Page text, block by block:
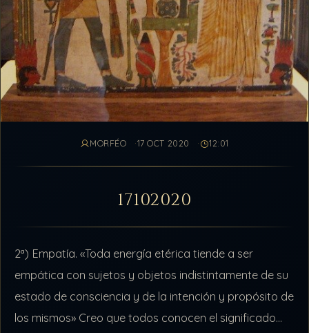
MORFÉO 17 OCT 2020 12:01
17102020
2ª) Empatía. «Toda energía etérica tiende a ser
empática con sujetos y objetos indistintamente de su
estado de consciencia y de la intención y propósito de
los mismos» Creo que todos conocen el significado